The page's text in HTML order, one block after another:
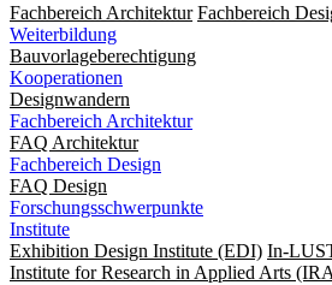
Fachbereich Architektur Fachbereich
Weiterbildung
Bauvorlageberechtigung
Kooperationen
Designwandern
Fachbereich Architektur
FAQ Architektur
Fachbereich Design
FAQ Design
Forschungsschwerpunkte
Institute
Exhibition Design Institute (EDI) In-
Institute for Research in Applied Arts